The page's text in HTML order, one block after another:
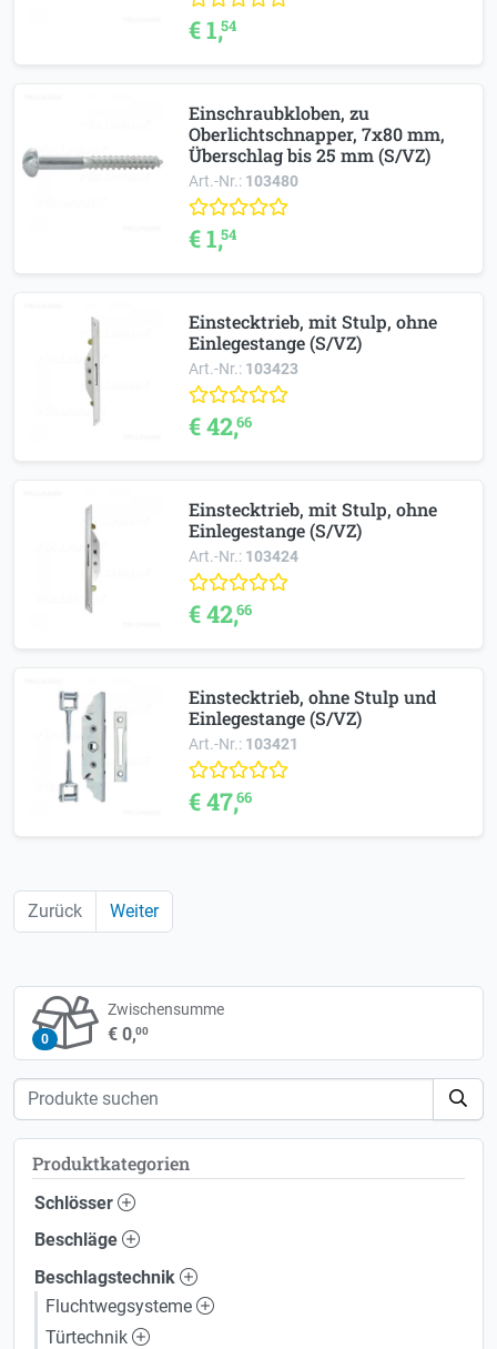
€ 1,54
Einschraubkloben, zu
Oberlichtschnapper, 7x80 mm,
Überschlag bis 25 mm (S/VZ)
Art.-Nr.: 103480
€ 1,54
Einstecktrieb, mit Stulp, ohne
Einlegestange (S/VZ)
Art.-Nr.: 103423
€ 42,66
Einstecktrieb, mit Stulp, ohne
Einlegestange (S/VZ)
Art.-Nr.: 103424
€ 42,66
Einstecktrieb, ohne Stulp und
Einlegestange (S/VZ)
Art.-Nr.: 103421
€ 47,66
Zurück Weiter
0
Zwischensumme
€ 0,00
Produktkategorien
Schlösser
Beschläge
Beschlagstechnik
Fluchtwegsysteme
Türtechnik